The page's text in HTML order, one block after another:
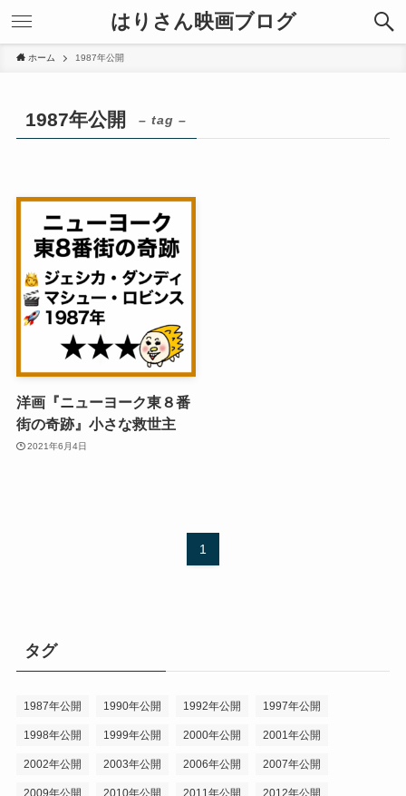
はりさん映画ブログ
ホーム 1987年公開
1987年公開 – tag –
洋画『ニューヨーク東８番
街の奇跡』小さな救世主
2021年6月4日
1
タグ
1987年公開 1990年公開 1992年公開 1997年公開
1998年公開 1999年公開 2000年公開 2001年公開
2002年公開 2003年公開 2006年公開 2007年公開